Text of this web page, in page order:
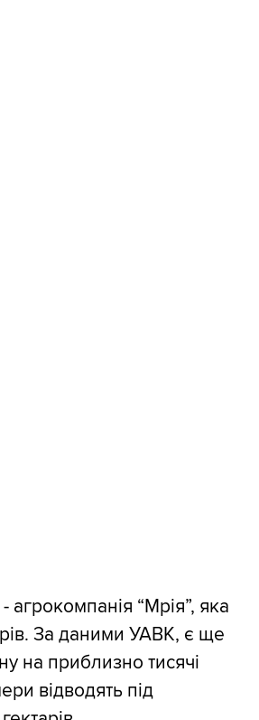
агрокомпанія “Мрія”, яка
За даними УАВК, є ще
на приблизно тисячі
відводять під